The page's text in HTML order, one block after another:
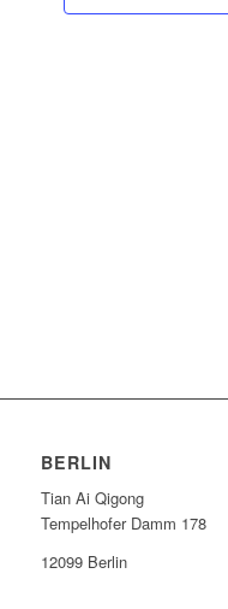
BERLIN
Tian Ai Qigong
Tempelhofer Damm 178
12099 Berlin